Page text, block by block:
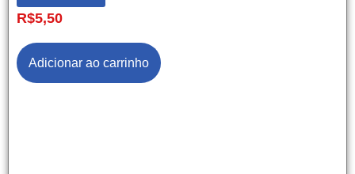
R$5,50
Adicionar ao carrinho